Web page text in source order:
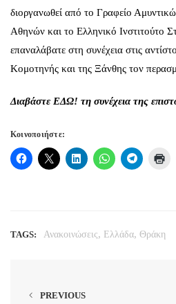
διοργανωθεί από το Γραφείο
Αθηνών και το Ελληνικό Ινστιτούτο
επαναλάβατε στη συνέχεια στις
Κομοτηνής και της Ξάνθης τον
Διαβάστε ΕΔΩ! τη συνέχεια της
Κοινοποιήστε:
TAGS: Ανακοινώσεις, Ελλάδα, Θράκη
PREVIOUS